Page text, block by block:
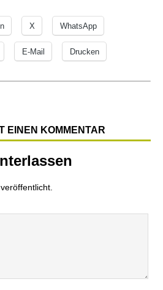
X WhatsApp
E-Mail Drucken
EINEN KOMMENTAR